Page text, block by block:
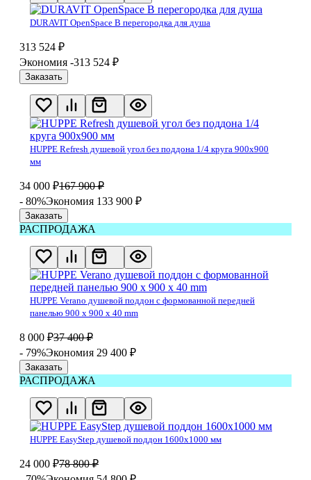
DURAVIT OpenSpace B перегородка для душа
313 524 ₽
Экономия -313 524 ₽
Заказать
HUPPE Refresh душевой угол без поддона 1/4 круга 900х900
мм
34 000 ₽167 900 ₽
- 80%Экономия 133 900 ₽
Заказать
РАСПРОДАЖА
HUPPE Verano душевой поддон с формованной передней
панелью 900 х 900 х 40 mm
8 000 ₽37 400 ₽
- 79%Экономия 29 400 ₽
Заказать
РАСПРОДАЖА
HUPPE EasyStep душевой поддон 1600x1000 мм
24 000 ₽78 800 ₽